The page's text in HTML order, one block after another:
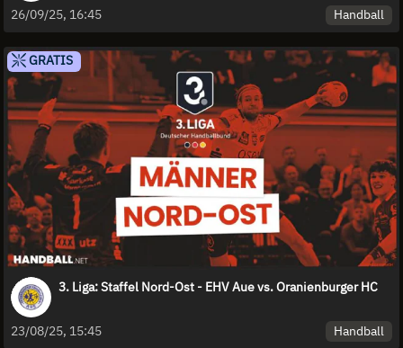
26/09/25, 16:45
Handball
GRATIS
3. Liga: Staffel Nord-Ost - EHV Aue vs. Oranienburger HC
23/08/25, 15:45 Handball